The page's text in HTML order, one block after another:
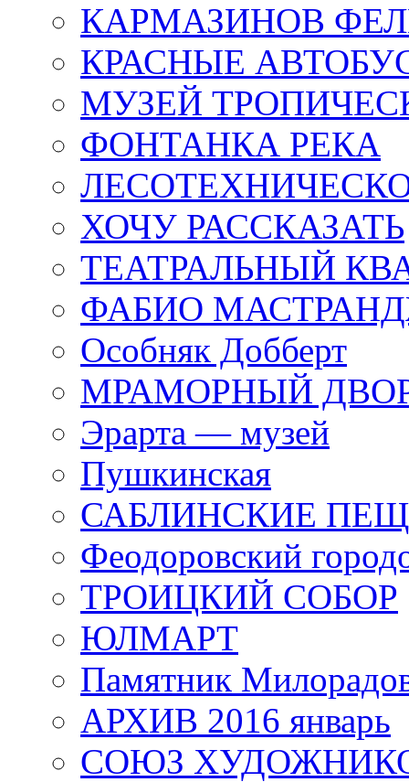
КАРМАЗИНОВ
КРАСНЫЕ
МУЗЕЙ
ФОНТАНКА РЕКА
ХОЧУ РАССКАЗАТЬ
ТЕАТРАЛЬНЫЙ
ФАБИО
Особняк Добберт
МРАМОРНЫЙ
Эрарта — музей
Пушкинская
САБЛИНСКИЕ
Феодоровский
ТРОИЦКИЙ СОБОР
ЮЛМАРТ
Памятник
АРХИВ 2016 январь
СОЮЗ